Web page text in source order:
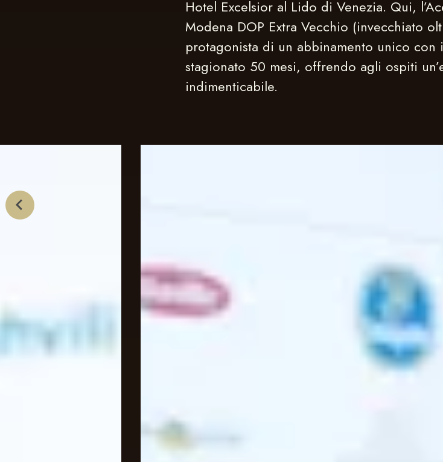
Hotel Excelsior al Lido di Venezia. Qui,
Modena DOP Extra Vecchio (invecchiato
protagonista di un abbinamento unico con
stagionato 50 mesi, offrendo agli ospiti
indimenticabile.